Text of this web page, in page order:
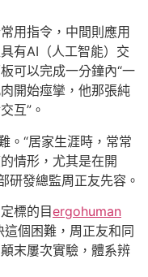
用指令，中間則應用
有AI（人工智能）交
可以完成一分鐘內“一
開始痙攣，他那張純
互”。
。“居家生涯時，常常
情形，尤其是在開
研發總監周正友先容。
標的目ergohuman
個困難，周正友和同
末屢次實驗，體系辨